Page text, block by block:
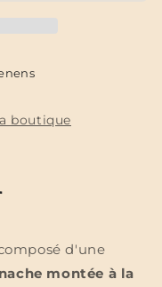
boutique
d'une
montée à la